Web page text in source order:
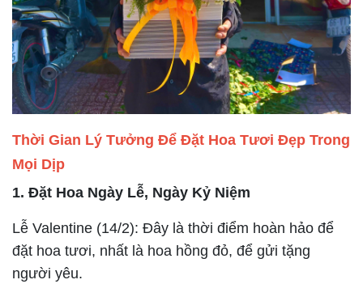
Thời Gian Lý Tưởng Để Đặt Hoa Tươi Đẹp Trong
Mọi Dịp
1. Đặt Hoa Ngày Lễ, Ngày Kỷ Niệm
Lễ Valentine (14/2): Đây là thời điểm hoàn hảo để
đặt hoa tươi, nhất là hoa hồng đỏ, để gửi tặng
người yêu.